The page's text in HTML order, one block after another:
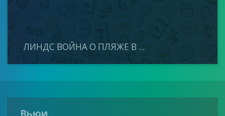
ЛИНДС ВОЙНА О ПЛЯЖЕ В ...
Вьюи